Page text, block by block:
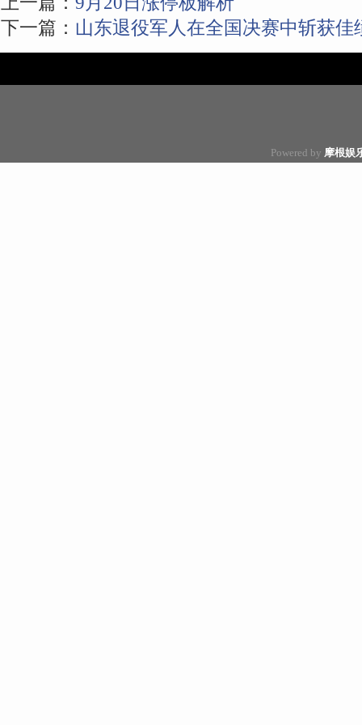
下一篇： 山东退役军人在全国决赛中斩获佳
Powered by 摩根娱